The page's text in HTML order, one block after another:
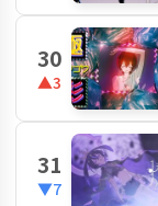
30
▲3
31
▼7